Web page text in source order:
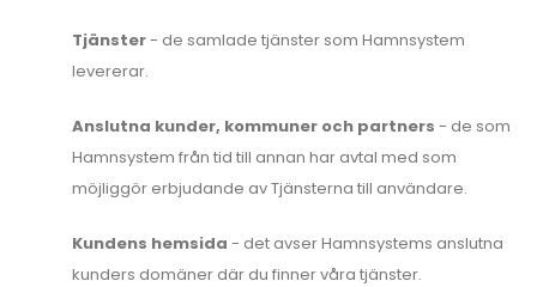
Tjänster- de samlade tjänster som Hamnsystem
levererar.
Anslutna kunder, kommuner och partners - de som
Hamnsystem från tid till annan har avtal med som
möjliggör erbjudande av Tjänsterna till användare.
Kundens hemsida - det avser Hamnsystems anslutna
kunders domäner där du finner våra tjänster.